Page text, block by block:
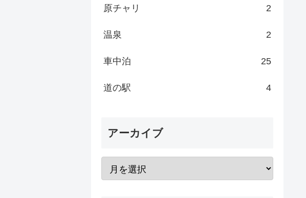
原チャリ 2
温泉 2
車中泊 25
道の駅 4
アーカイブ